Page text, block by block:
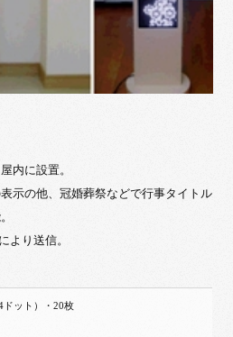
内に設置。
示の他、冠婚葬祭などで行事タイトル
より送信。
角（24ドット）・20枚